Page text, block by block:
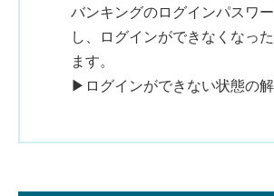
バンキングのログインパスワ
し、ログインができなくなっ
ます。
▶ログインができない状態の